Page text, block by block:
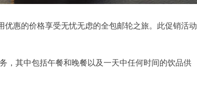
惠的价格享受无忧无虑的全包邮轮之旅。此促销活动
，其中包括午餐和晚餐以及一天中任何时间的饮品供